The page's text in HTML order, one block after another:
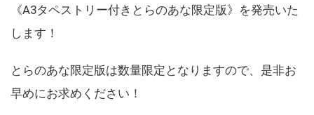
《A3タペストリー付きとらのあな限定版》を発売いた
します！
とらのあな限定版は数量限定となりますので、是非お
早めにお求めください！